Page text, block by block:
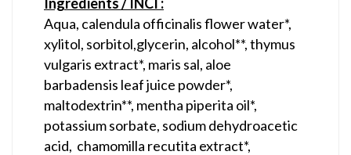
Aqua, calendula officinalis flower water*,
xylitol, sorbitol,glycerin, alcohol**, thymus
vulgaris extract*, maris sal, aloe
barbadensis leaf juice powder*,
maltodextrin**, mentha piperita oil*,
potassium sorbate, sodium dehydroacetic
acid, chamomilla recutita extract*,